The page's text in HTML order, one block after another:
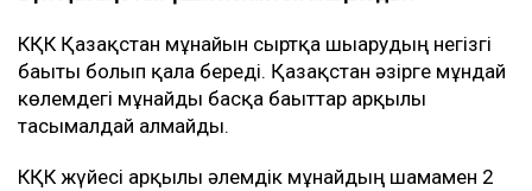
КҚК Қазақстан мұнайын сыртқа шығарудың негізгі
бағыты болып қала береді. Қазақстан әзірге мұндай
көлемдегі мұнайды басқа бағыттар арқылы
тасымалдай алмайды.
КҚК жүйесі арқылы әлемдік мұнайдың шамамен 2